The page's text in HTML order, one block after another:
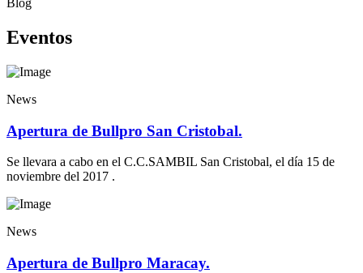
Blog
Eventos
News
Apertura de Bullpro San Cristobal.
Se llevara a cabo en el C.C.SAMBIL San Cristobal, el día 15 de
noviembre del 2017 .
News
Apertura de Bullpro Maracay.